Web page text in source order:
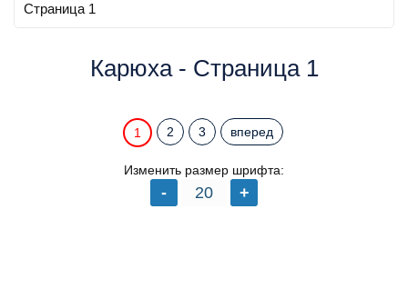
Страница 1
Карюха - Страница 1
1 2 3 вперед
Изменить размер шрифта: